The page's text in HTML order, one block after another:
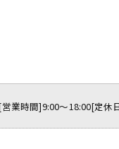
業時間]9:00～18:00[定休